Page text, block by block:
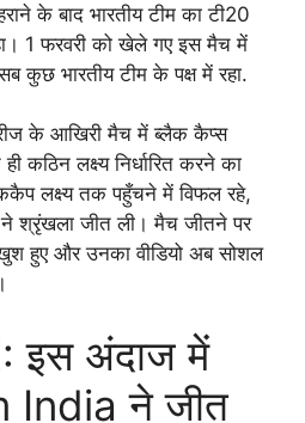
के बाद भारतीय टीम का टी20
1 फरवरी को खेले गए इस मैच में
कुछ भारतीय टीम के पक्ष में रहा.
के आखिरी मैच में ब्लैक कैप्स
कठिन लक्ष्य निर्धारित करने का
लक्ष्य तक पहुँचने में विफल रहे,
ने श्रृंखला जीत ली। मैच जीतने पर
हुए और उनका वीडियो अब सोशल
इस अंदाज में
India ने जीत